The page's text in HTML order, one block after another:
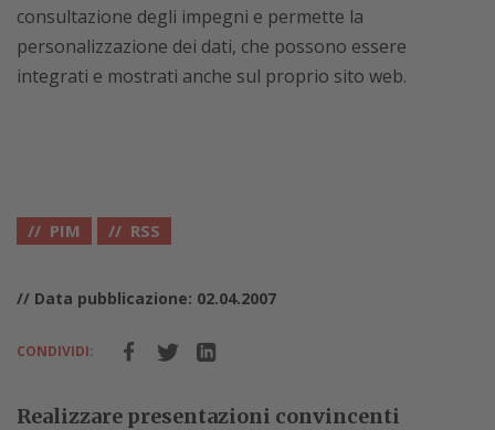
consultazione degli impegni e permette la
personalizzazione dei dati, che possono essere
integrati e mostrati anche sul proprio sito web.
PIM RSS
// Data pubblicazione: 02.04.2007
CONDIVIDI:
Realizzare presentazioni convincenti